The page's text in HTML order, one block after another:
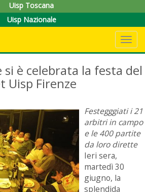
Uisp Toscana
Uisp Nazionale
si è celebrata la festa del
Uisp Firenze
Festegggiati i 21
arbitri in campo
e le 400 partite
da loro dirette
Ieri sera,
martedì 30
giugno, la
splendida